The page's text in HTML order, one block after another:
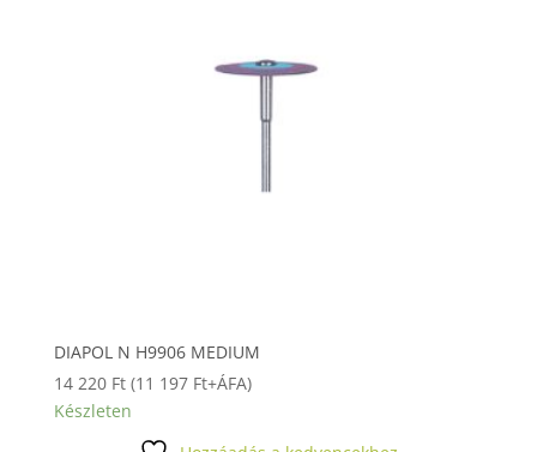
DIAPOL N H9906 MEDIUM
14 220 Ft (11 197 Ft+ÁFA)
Készleten